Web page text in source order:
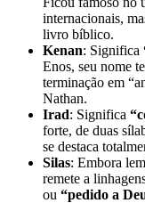
internacionais,
livro bíblico.
Kenan: Significa
Enos, seu nome
terminação em
Nathan.
Irad: Significa
forte, de duas
se destaca
Silas: Embora
remete a
ou “pedido a